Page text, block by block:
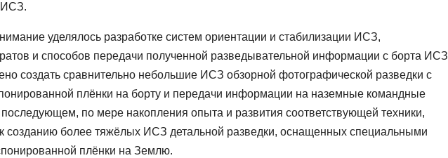
ИСЗ.
уделялось разработке систем ориентации и стабилизации ИСЗ,
и способов передачи полученной разведывательной информации с борта ИСЗ
создать сравнительно небольшие ИСЗ обзорной фотографической разведки с
плёнки на борту и передачи информации на наземные командные
по мере накопления опыта и развития соответствующей техники,
созданию более тяжёлых ИСЗ детальной разведки, оснащенных специальными
плёнки на Землю.